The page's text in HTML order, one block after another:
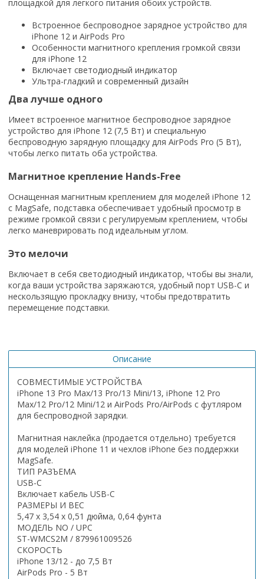
площадкой для легкого питания обоих устройств.
Встроенное беспроводное зарядное устройство для
iPhone 12 и AirPods Pro
Особенности магнитного крепления громкой связи
для iPhone 12
Включает светодиодный индикатор
Ультра-гладкий и современный дизайн
Два лучше одного
Имеет встроенное магнитное беспроводное зарядное
устройство для iPhone 12 (7,5 Вт) и специальную
беспроводную зарядную площадку для AirPods Pro (5 Вт),
чтобы легко питать оба устройства.
Магнитное крепление Hands-Free
Оснащенная магнитным креплением для моделей iPhone 12
с MagSafe, подставка обеспечивает удобный просмотр в
режиме громкой связи с регулируемым креплением, чтобы
легко маневрировать под идеальным углом.
Это мелочи
Включает в себя светодиодный индикатор, чтобы вы знали,
когда ваши устройства заряжаются, удобный порт USB-C и
нескользящую прокладку внизу, чтобы предотвратить
перемещение подставки.
Описание
СОВМЕСТИМЫЕ УСТРОЙСТВА
iPhone 13 Pro Max/13 Pro/13 Mini/13, iPhone 12 Pro
Max/12 Pro/12 Mini/12 и AirPods Pro/AirPods с футляром
для беспроводной зарядки.
Магнитная наклейка (продается отдельно) требуется
для моделей iPhone 11 и чехлов iPhone без поддержки
MagSafe.
ТИП РАЗЪЕМА
USB-C
Включает кабель USB-C
РАЗМЕРЫ И ВЕС
5,47 x 3,54 x 0,51 дюйма, 0,64 фунта
МОДЕЛЬ NO / UPC
ST-WMCS2M / 879961009526
СКОРОСТЬ
iPhone 13/12 - до 7,5 Вт
AirPods Pro - 5 Вт